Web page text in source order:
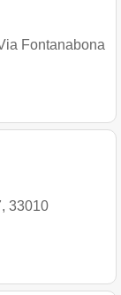
Fontanabona
, 33010